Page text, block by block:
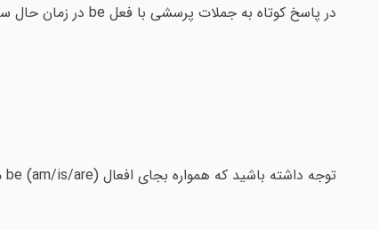
در پاسخ کوتاه به جملات پرسشی با فعل be در زمان حال ساده می توان از ترکیبهای زیر استفاده نمود:
توجه داشته باشید که همواره بجای افعال (be (am/is/are می توان از مخفف آن استفاده نمود: